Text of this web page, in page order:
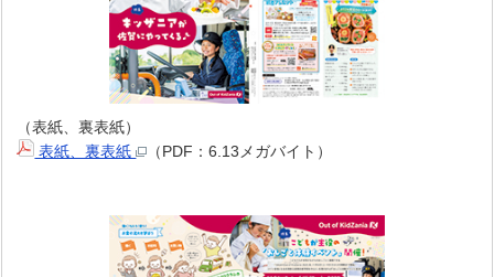
（表紙、裏表紙）
表紙、裏表紙
（PDF：6.13メガバイト）